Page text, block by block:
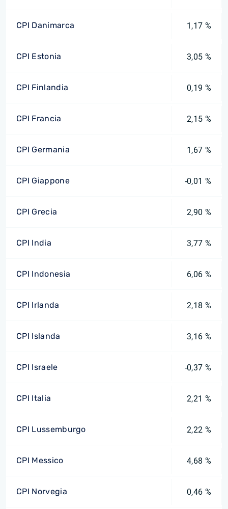
CPI Danimarca 1,17 %
CPI Estonia 3,05 %
CPI Finlandia 0,19 %
CPI Francia 2,15 %
CPI Germania 1,67 %
CPI Giappone -0,01 %
CPI Grecia 2,90 %
CPI India 3,77 %
CPI Indonesia 6,06 %
CPI Irlanda 2,18 %
CPI Islanda 3,16 %
CPI Israele -0,37 %
CPI Italia 2,21 %
CPI Lussemburgo 2,22 %
CPI Messico 4,68 %
CPI Norvegia 0,46 %